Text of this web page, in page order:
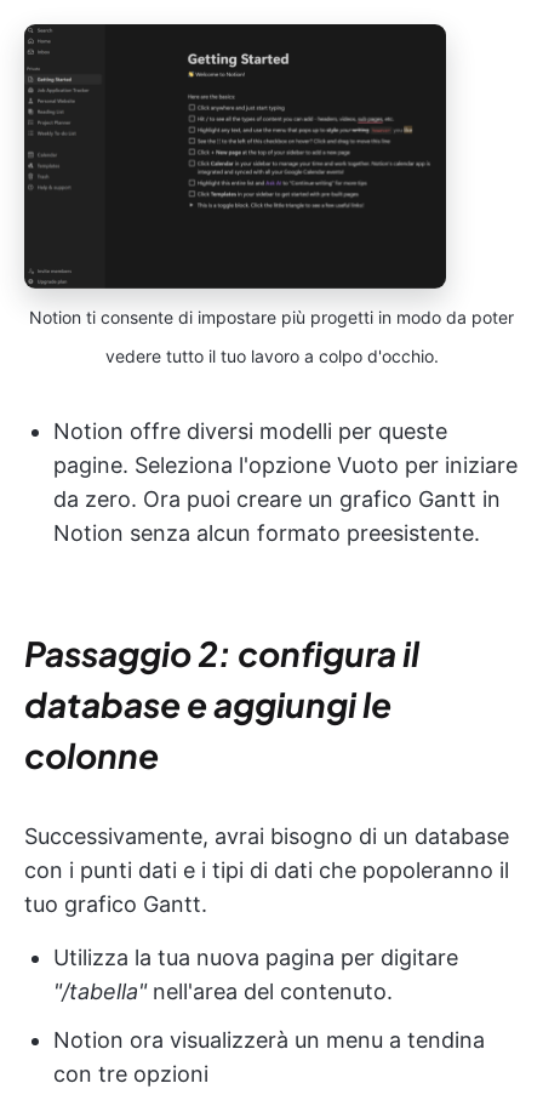
Notion ti consente di impostare più progetti in modo da poter
vedere tutto il tuo lavoro a colpo d'occhio.
Notion offre diversi modelli per queste
pagine. Seleziona l'opzione Vuoto per iniziare
da zero. Ora puoi creare un grafico Gantt in
Notion senza alcun formato preesistente.
Passaggio 2: configura il
database e aggiungi le
colonne
Successivamente, avrai bisogno di un database
con i punti dati e i tipi di dati che popoleranno il
tuo grafico Gantt.
Utilizza la tua nuova pagina per digitare
"/tabella"nell'area del contenuto.
Notion ora visualizzerà un menu a tendina
con tre opzioni